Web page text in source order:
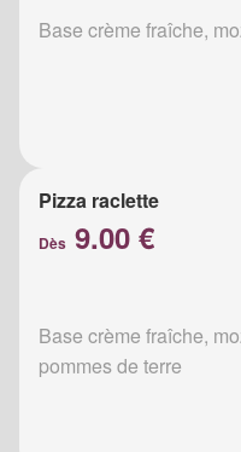
Base crème fraîche,
Pizza raclette
Dès 9.00 €
Base crème fraîche,
pommes de terre